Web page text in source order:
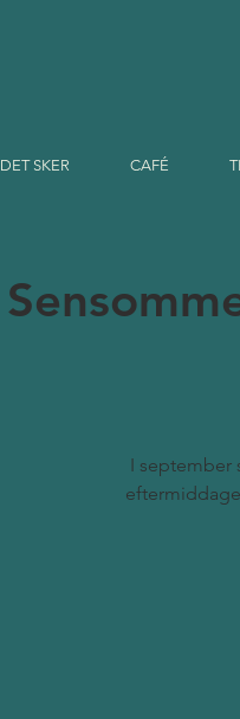
DET SKER CAFÉ
I september